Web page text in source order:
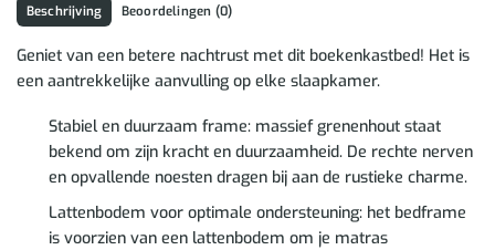
Beschrijving Beoordelingen (0)
Geniet van een betere nachtrust met dit boekenkastbed! Het is
een aantrekkelijke aanvulling op elke slaapkamer.
Stabiel en duurzaam frame: massief grenenhout staat
bekend om zijn kracht en duurzaamheid. De rechte nerven
en opvallende noesten dragen bij aan de rustieke charme.
Lattenbodem voor optimale ondersteuning: het bedframe
is voorzien van een lattenbodem om je matras